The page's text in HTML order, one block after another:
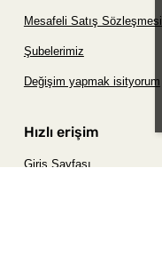
Mesafeli Satış Sözleşmesi
Şubelerimiz
Değişim yapmak isityorum
Hızlı erişim
Giriş Sayfası